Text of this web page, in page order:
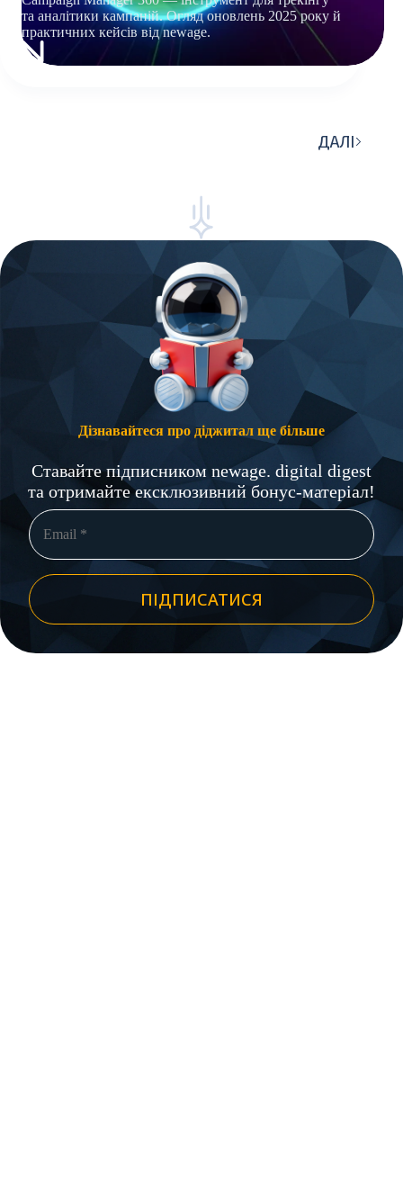
та аналітики кампаній. Огляд оновлень 2025 року й
практичних кейсів від newage.
CAMPAIGN
ДАЛІ
Дізнавайтеся про діджитал ще більше
Ставайте підписником newage. digital digest
та отримайте ексклюзивний бонус-матеріал!
ПІДПИСАТИСЯ